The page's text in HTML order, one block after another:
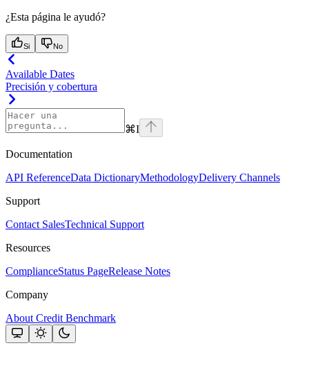
¿Esta página le ayudó?
Si No
Available Dates
Precisión y cobertura
⌘I
Documentation
API ReferenceData DictionaryMethodologyDelivery Channels
Support
Contact SalesTechnical Support
Resources
ComplianceStatus PageRelease Notes
Company
About Credit Benchmark